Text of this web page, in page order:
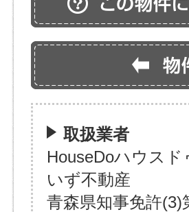
取扱業者
HouseDoハウス
いず不動産
青森県知事免許(3)